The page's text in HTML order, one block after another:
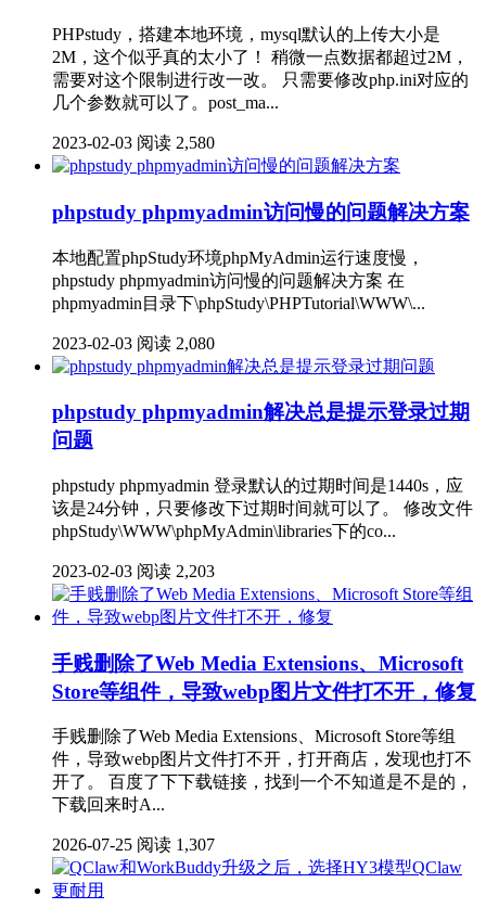
PHPstudy，搭建本地环境，mysql默认的上传大小是
2M，这个似乎真的太小了！ 稍微一点数据都超过2M，
需要对这个限制进行改一改。 只需要修改php.ini对应的
几个参数就可以了。post_ma...
2023-02-03 阅读 2,580
phpstudy phpmyadmin访问慢的问题解决方案
本地配置phpStudy环境phpMyAdmin运行速度慢，
phpstudy phpmyadmin访问慢的问题解决方案 在
phpmyadmin目录下\phpStudy\PHPTutorial\WWW\...
2023-02-03 阅读 2,080
phpstudy phpmyadmin解决总是提示登录过期
问题
phpstudy phpmyadmin 登录默认的过期时间是1440s，应
该是24分钟，只要修改下过期时间就可以了。 修改文件
phpStudy\WWW\phpMyAdmin\libraries下的co...
2023-02-03 阅读 2,203
手贱删除了Web Media Extensions、Microsoft
Store等组件，导致webp图片文件打不开，修复
手贱删除了Web Media Extensions、Microsoft Store等组
件，导致webp图片文件打不开，打开商店，发现也打不
开了。 百度了下下载链接，找到一个不知道是不是的，
下载回来时A...
2026-07-25 阅读 1,307